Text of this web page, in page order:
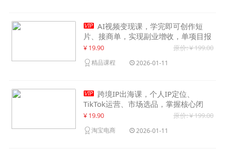
 AI视频变现课，学完即可创作短
片、接商单，实现副业增收，单项目报
价可达千元
¥ 19.90 原价: ¥ 199.00
精品课程 2026-01-11
 跨境IP出海课，个人IP定位、
TikTok运营、市场选品，掌握核心闭
环，实现月入1万美金+
¥ 19.90 原价: ¥ 199.00
淘宝电商 2026-01-11